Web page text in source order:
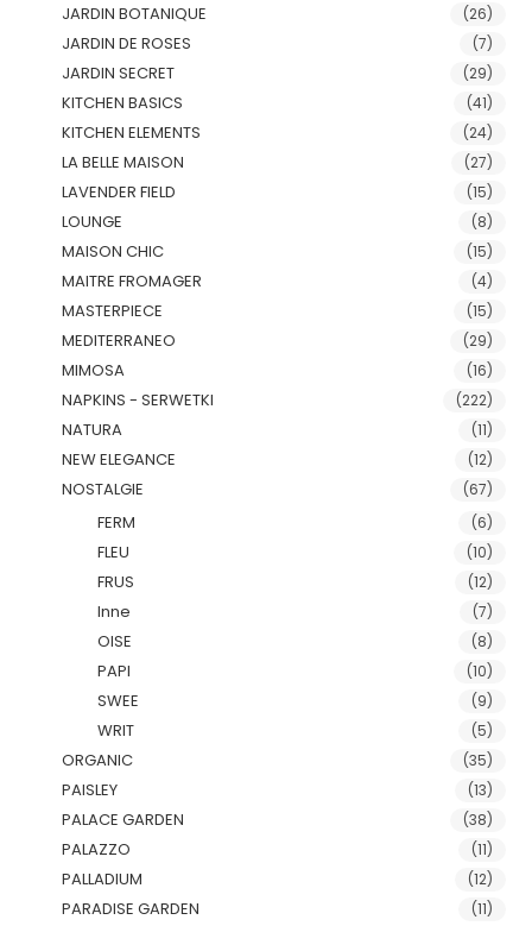
JARDIN BOTANIQUE (26)
JARDIN DE ROSES (7)
JARDIN SECRET (29)
KITCHEN BASICS (41)
KITCHEN ELEMENTS (24)
LA BELLE MAISON (27)
LAVENDER FIELD (15)
LOUNGE (8)
MAISON CHIC (15)
MAITRE FROMAGER (4)
MASTERPIECE (15)
MEDITERRANEO (29)
MIMOSA (16)
NAPKINS - SERWETKI (222)
NATURA (11)
NEW ELEGANCE (12)
NOSTALGIE (67)
FERM (6)
FLEU (10)
FRUS (12)
Inne (7)
OISE (8)
PAPI (10)
SWEE (9)
WRIT (5)
ORGANIC (35)
PAISLEY (13)
PALACE GARDEN (38)
PALAZZO (11)
PALLADIUM (12)
PARADISE GARDEN (11)